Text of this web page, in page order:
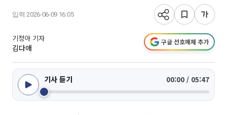
입력 2026-06-09 16:05
기정아 기자
김다애
구글 선호매체 추가
기사 듣기 00:00 / 05:47